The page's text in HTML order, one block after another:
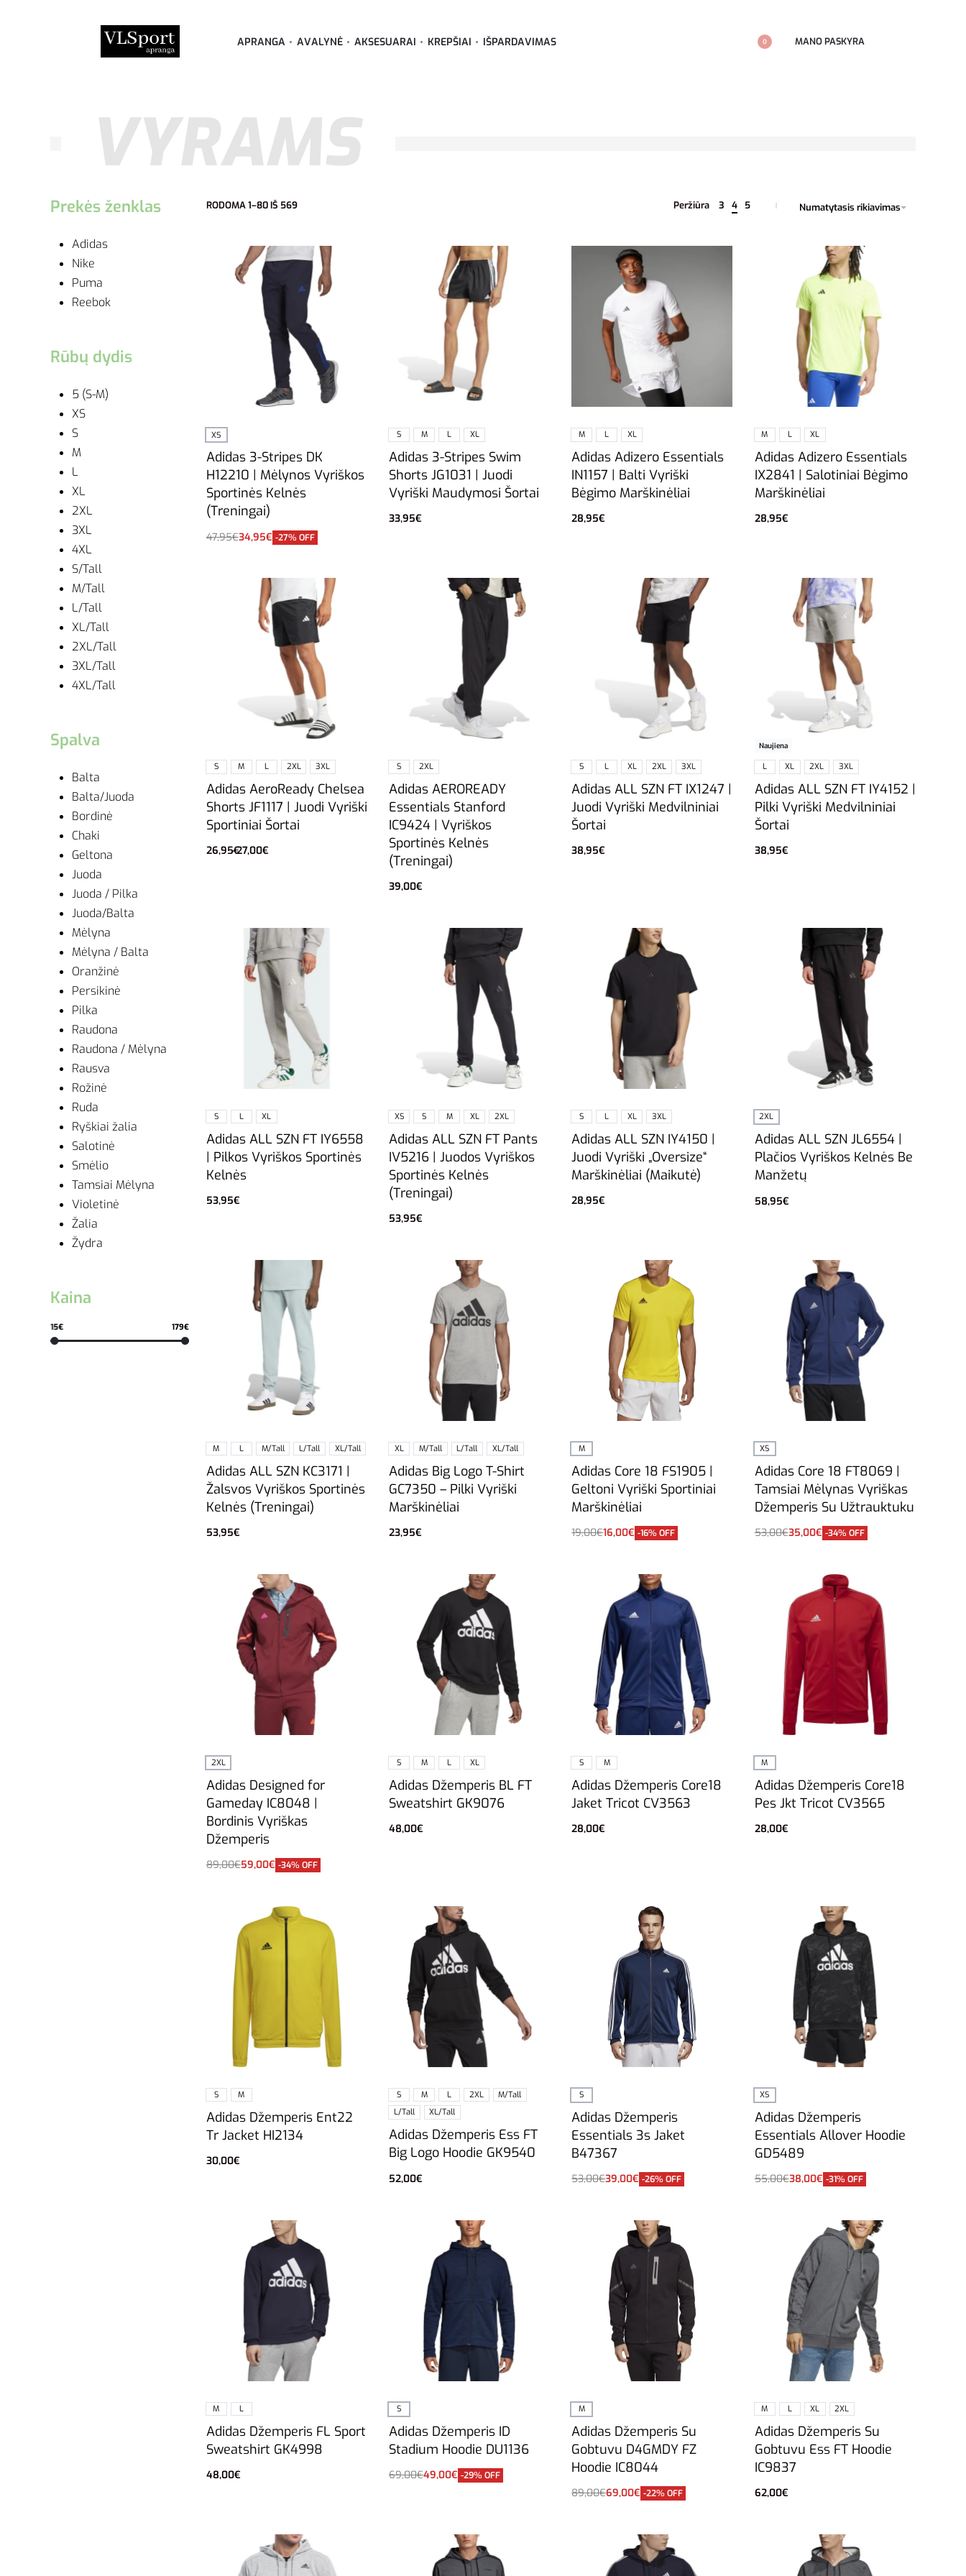
APRANGA AVALYNĖ AKSESUARAI KREPŠIAI IŠPARDAVIMAS 0 MANO PASKYRA
VYRAMS
Prekės ženklas
Adidas
Nike
Puma
Reebok
Rūbų dydis
5 (S-M)
XS
S
M
L
XL
2XL
3XL
4XL
S/Tall
M/Tall
L/Tall
XL/Tall
2XL/Tall
3XL/Tall
4XL/Tall
Spalva
Balta
Balta/Juoda
Bordinė
Chaki
Geltona
Juoda
Juoda / Pilka
Juoda/Balta
Mėlyna
Mėlyna / Balta
Oranžinė
Persikinė
Pilka
Raudona
Raudona / Mėlyna
Rausva
Rožinė
Ruda
Ryškiai žalia
Salotinė
Smėlio
Tamsiai Mėlyna
Violetinė
Žalia
Žydra
Kaina
15€ 179€
RODOMA 1–80 IŠ 569 Peržiūra 3 4 5 Numatytasis rikiavimas
XS
Adidas 3-Stripes DK
H12210 | Mėlynos Vyriškos
Sportinės Kelnės
(Treningai)
47,95€34,95€ -27% OFF
S M L XL
Adidas 3-Stripes Swim
Shorts JG1031 | Juodi
Vyriški Maudymosi Šortai
33,95€
M L XL
Adidas Adizero Essentials
IN1157 | Balti Vyriški
Bėgimo Marškinėliai
28,95€
M L XL
Adidas Adizero Essentials
IX2841 | Salotiniai Bėgimo
Marškinėliai
28,95€
S M L 2XL 3XL
Adidas AeroReady Chelsea
Shorts JF1117 | Juodi Vyriški
Sportiniai Šortai
26,95€27,00€
S 2XL
Adidas AEROREADY
Essentials Stanford
IC9424 | Vyriškos
Sportinės Kelnės
(Treningai)
39,00€
S L XL 2XL 3XL
Adidas ALL SZN FT IX1247 |
Juodi Vyriški Medvilniniai
Šortai
38,95€
Naujiena
L XL 2XL 3XL
Adidas ALL SZN FT IY4152 |
Pilki Vyriški Medvilniniai
Šortai
38,95€
S L XL
Adidas ALL SZN FT IY6558
| Pilkos Vyriškos Sportinės
Kelnės
53,95€
XS S M XL 2XL
Adidas ALL SZN FT Pants
IV5216 | Juodos Vyriškos
Sportinės Kelnės
(Treningai)
53,95€
S L XL 3XL
Adidas ALL SZN IY4150 |
Juodi Vyriški „Oversize“
Marškinėliai (Maikutė)
28,95€
2XL
Adidas ALL SZN JL6554 |
Plačios Vyriškos Kelnės Be
Manžetų
58,95€
M L M/Tall L/Tall XL/Tall
Adidas ALL SZN KC3171 |
Žalsvos Vyriškos Sportinės
Kelnės (Treningai)
53,95€
XL M/Tall L/Tall XL/Tall
Adidas Big Logo T-Shirt
GC7350 – Pilki Vyriški
Marškinėliai
23,95€
M
Adidas Core 18 FS1905 |
Geltoni Vyriški Sportiniai
Marškinėliai
19,00€16,00€ -16% OFF
XS
Adidas Core 18 FT8069 |
Tamsiai Mėlynas Vyriškas
Džemperis Su Užtrauktuku
53,00€35,00€ -34% OFF
2XL
Adidas Designed for
Gameday IC8048 |
Bordinis Vyriškas
Džemperis
89,00€59,00€ -34% OFF
S M L XL
Adidas Džemperis BL FT
Sweatshirt GK9076
48,00€
S M
Adidas Džemperis Core18
Jaket Tricot CV3563
28,00€
M
Adidas Džemperis Core18
Pes Jkt Tricot CV3565
28,00€
S M
Adidas Džemperis Ent22
Tr Jacket HI2134
30,00€
S M L 2XL
M/Tall
L/Tall
XL/Tall
Adidas Džemperis Ess FT
Big Logo Hoodie GK9540
52,00€
S
Adidas Džemperis
Essentials 3s Jaket
B47367
53,00€39,00€ -26% OFF
XS
Adidas Džemperis
Essentials Allover Hoodie
GD5489
55,00€38,00€ -31% OFF
M L
Adidas Džemperis FL Sport
Sweatshirt GK4998
48,00€
S
Adidas Džemperis ID
Stadium Hoodie DU1136
69,00€49,00€ -29% OFF
M
Adidas Džemperis Su
Gobtuvu D4GMDY FZ
Hoodie IC8044
89,00€69,00€ -22% OFF
M L XL 2XL
Adidas Džemperis Su
Gobtuvu Ess FT Hoodie
IC9837
62,00€